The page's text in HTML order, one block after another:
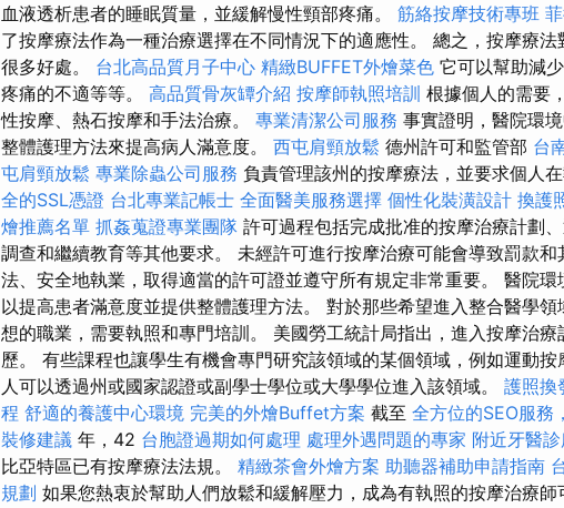
血液透析患者的睡眠質量，並緩解慢性頸部疼痛。 筋絡按摩技術專班
了按摩療法作為一種治療選擇在不同情況下的適應性。 總之，按摩療
很多好處。 台北高品質月子中心 精緻BUFFET外燴菜色 它可以幫助減
疼痛的不適等等。 高品質骨灰罈介紹 按摩師執照培訓 根據個人的需要
性按摩、熱石按摩和手法治療。 專業清潔公司服務 事實證明，醫院環
整體護理方法來提高病人滿意度。 西屯肩頸放鬆 德州許可和監管部 台
屯肩頸放鬆 專業除蟲公司服務 負責管理該州的按摩療法，並要求個人
全的SSL憑證 台北專業記帳士 全面醫美服務選擇 個性化裝潢設計 換護
燴推薦名單 抓姦蒐證專業團隊 許可過程包括完成批准的按摩治療計劃
調查和繼續教育等其他要求。 未經許可進行按摩治療可能會導致罰款
法、安全地執業，取得適當的許可證並遵守所有規定非常重要。 醫院
以提高患者滿意度並提供整體護理方法。 對於那些希望進入整合醫學
想的職業，需要執照和專門培訓。 美國勞工統計局指出，進入按摩治
歷。 有些課程也讓學生有機會專門研究該領域的某個領域，例如運動
人可以透過州或國家認證或副學士學位或大學學位進入該領域。 護照換
程 舒適的養護中心環境 完美的外燴Buffet方案 截至 全方位的SEO服務
裝修建議 年，42 台胞證過期如何處理 處理外遇問題的專家 附近牙醫
比亞特區已有按摩療法法規。 精緻茶會外燴方案 助聽器補助申請指南
規劃 如果您熱衷於幫助人們放鬆和緩解壓力，成為有執照的按摩治療師